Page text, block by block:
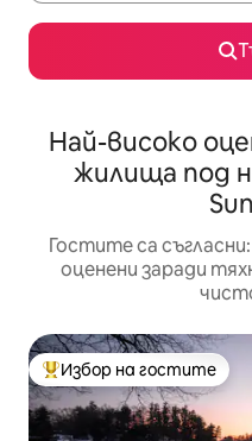
Най-високо
жилища под
Гостите са
оценени заради
Най-популярен избор на
Избор на гостите